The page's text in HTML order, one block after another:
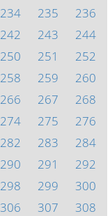
234 235
236
242 243
244
250 251
252
258 259
260
266 267
268
274 275
276
282 283
284
290 291
292
298 299
300
306 307
308